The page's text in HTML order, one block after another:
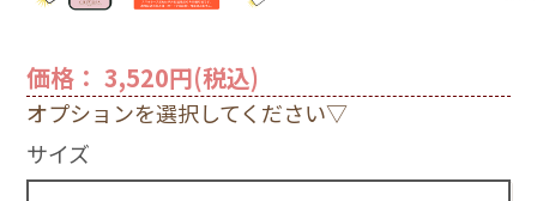
価格： 3,520円(税込)
オプションを選択してください▽
サイズ
6/6s/7/8